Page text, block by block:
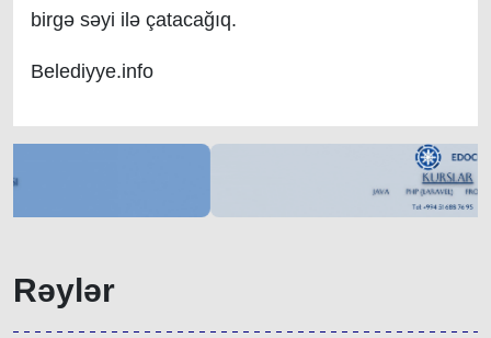
birgə səyi ilə çatacağıq.
Belediyye.info
Rəylər